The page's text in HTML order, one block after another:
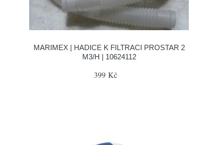
MARIMEX | HADICE K FILTRACI PROSTAR 2
M3/H | 10624112
399 Kč